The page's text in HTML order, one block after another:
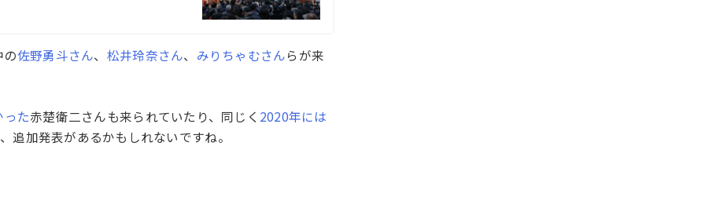
佐野勇斗さん、 松井玲奈さん、 みりちゃむさんらが来
た赤楚衛二さんも来られていたり、同じく 2020年には
追加発表があるかもしれないですね。